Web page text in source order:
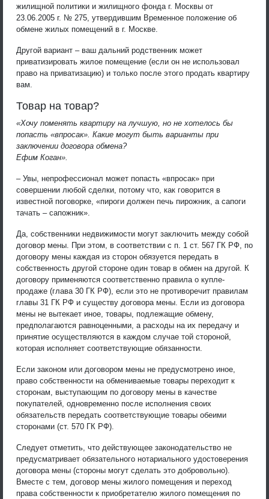
жилищной политики и жилищного фонда г. Москвы от
23.06.2005 г. № 275, утвердившим Временное положение об
обмене жилых помещений в г. Москве.
Другой вариант – ваш дальний родственник может
приватизировать жилое помещение (если он не использовал
право на приватизацию) и только после этого продать квартиру
вам.
Товар на товар?
«Хочу поменять квартиру на лучшую, но не хотелось бы
попасть «впросак». Какие могут быть варианты при
заключении договора обмена?
Ефим Коган».
– Увы, непрофессионал может попасть «впросак» при
совершении любой сделки, потому что, как говорится в
известной поговорке, «пироги должен печь пирожник, а сапоги
тачать – сапожник».
Да, собственники недвижимости могут заключить между собой
договор мены. При этом, в соответствии с п. 1 ст. 567 ГК РФ, по
договору мены каждая из сторон обязуется передать в
собственность другой стороне один товар в обмен на другой. К
договору применяются соответственно правила о купле-
продаже (глава 30 ГК РФ), если это не противоречит правилам
главы 31 ГК РФ и существу договора мены. Если из договора
мены не вытекает иное, товары, подлежащие обмену,
предполагаются равноценными, а расходы на их передачу и
принятие осуществляются в каждом случае той стороной,
которая исполняет соответствующие обязанности.
Если законом или договором мены не предусмотрено иное,
право собственности на обмениваемые товары переходит к
сторонам, выступающим по договору мены в качестве
покупателей, одновременно после исполнения своих
обязательств передать соответствующие товары обеими
сторонами (ст. 570 ГК РФ).
Следует отметить, что действующее законодательство не
предусматривает обязательного нотариального удостоверения
договора мены (стороны могут сделать это добровольно).
Вместе с тем, договор мены жилого помещения и переход
права собственности к приобретателю жилого помещения по